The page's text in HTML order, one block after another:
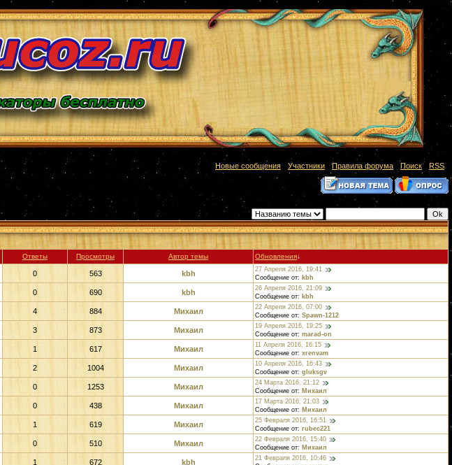
Новые сообщения Участники ·Правила форума Поиск· RSS]
Фильтр по:
Ответы Просмотры Автор темы Обновления↓
0 563 kbh
27 Апреля 2016, 19:41
Сообщение от: kbh
0 690 kbh
26 Апреля 2016, 21:09
Сообщение от: kbh
4 884 Михаил
22 Апреля 2016, 07:00
Сообщение от: Spawn-1212
3 873 Михаил
19 Апреля 2016, 19:25
Сообщение от: marad-on
1 617 Михаил
11 Апреля 2016, 16:15
Сообщение от: xrenvam
2 1004 Михаил
10 Апреля 2016, 16:43
Сообщение от: gluksgv
0 1253 Михаил
24 Марта 2016, 21:12
Сообщение от: Михаил
0 438 Михаил
17 Марта 2016, 21:03
Сообщение от: Михаил
1 619 Михаил
25 Февраля 2016, 16:51
Сообщение от: rubec221
0 510 Михаил
22 Февраля 2016, 15:40
Сообщение от: Михаил
1 672 kbh
21 Февраля 2016, 10:46